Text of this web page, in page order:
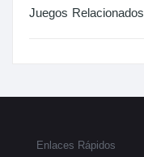
Juegos Relacionados
Enlaces Rápidos